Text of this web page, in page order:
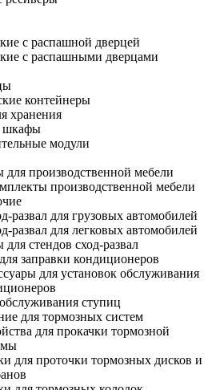
с распашной дверцей
с распашными дверцами
контейнеры
хранения
шкафы
модули
для производственной мебели
производственной мебели
развал для грузовых автомобилей
развал для легковых автомобилей
для стендов сход-развал
заправки кондиционеров
для установок обслуживания
ступиц
для тормозных систем
для прокачки тормозной
для проточки тормозных дисков и